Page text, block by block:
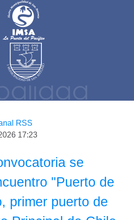
RSS
17:23
se
"Puerto de
primer puerto de